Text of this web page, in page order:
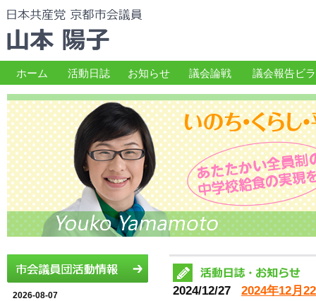
ホーム 活動日誌 お知らせ 議会論戦 議会報告ビラ
2026-08-07
2024/12/27 2024年12月